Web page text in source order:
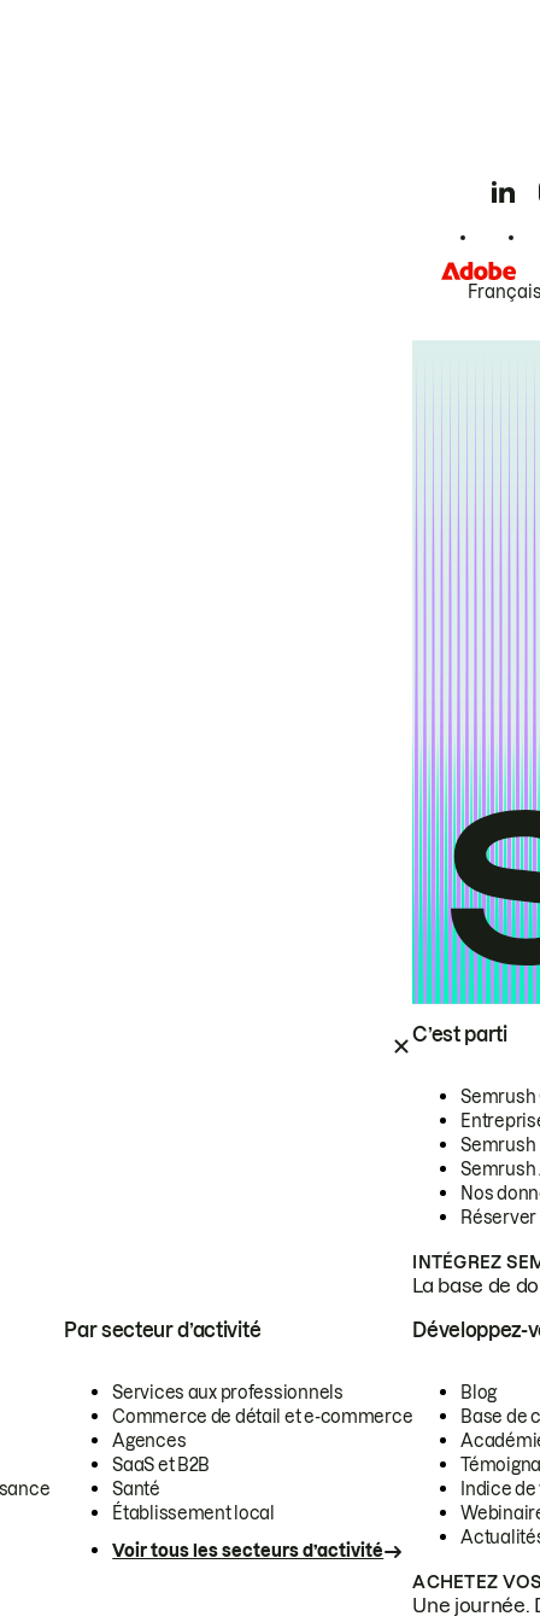
C’est parti
Semrush
Semrush
Semrush
Nos
INTÉGREZ
La base de
Par secteur d’activité
Services aux professionnels
Commerce de détail et e-commerce
Agences
SaaS et B2B
Santé
Établissement local
Voir tous les secteurs d’activité
Développez-
Blog
Base de
Indice
ACHETEZ
Une journée.